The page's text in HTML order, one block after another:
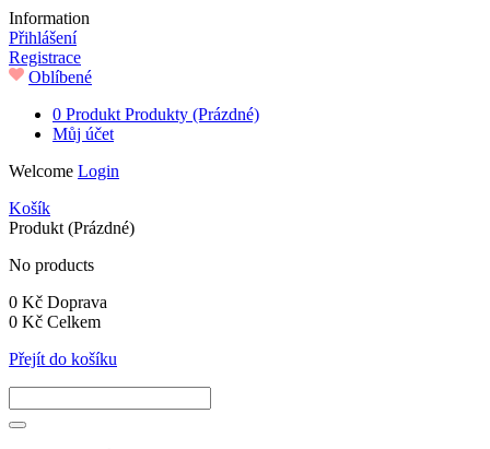
Information
Přihlášení
Registrace
Oblíbené
0 Produkt Produkty (Prázdné)
Můj účet
Welcome Login
Košík
Produkt (Prázdné)
No products
0 Kč Doprava
0 Kč Celkem
Přejít do košíku